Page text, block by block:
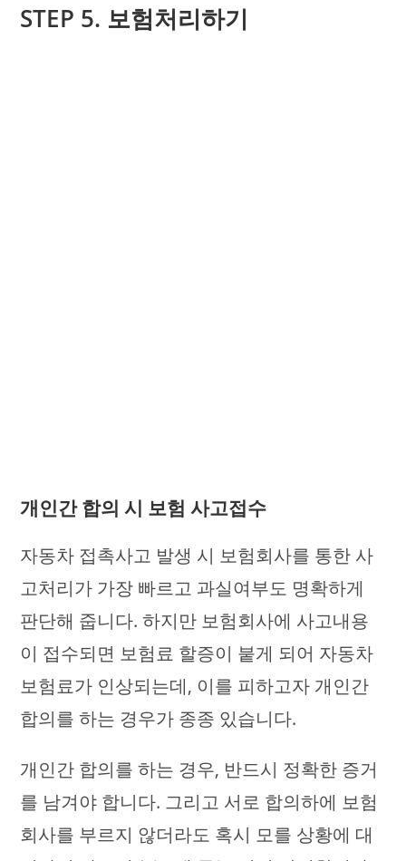
STEP 5. 보험처리하기
개인간 합의 시 보험 사고접수
자동차 접촉사고 발생 시 보험회사를 통한 사
고처리가 가장 빠르고 과실여부도 명확하게
판단해 줍니다. 하지만 보험회사에 사고내용
이 접수되면 보험료 할증이 붙게 되어 자동차
보험료가 인상되는데, 이를 피하고자 개인간
합의를 하는 경우가 종종 있습니다.
개인간 합의를 하는 경우, 반드시 정확한 증거
를 남겨야 합니다. 그리고 서로 합의하에 보험
회사를 부르지 않더라도 혹시 모를 상황에 대